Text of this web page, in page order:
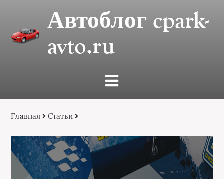
Автоблог cpark-
avto.ru
Главная Статьи